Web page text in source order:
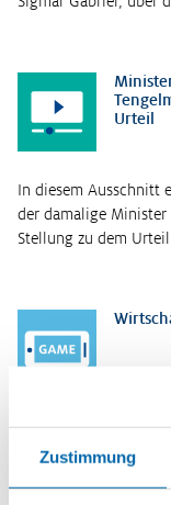
Zustimmung
Urteil
In diesem Ausschnitt
der damalige Minister
Stellung zu dem
Mit dem Teach
Ihrer Klassen testen.